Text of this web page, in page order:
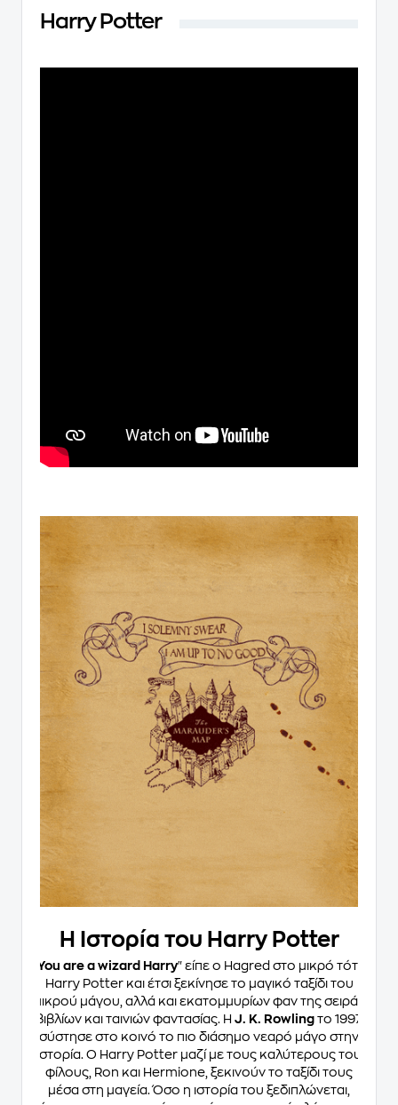
Harry Potter
Η Ιστορία του Harry Potter
You are a wizard Harry" είπε ο Hagred στο μικρό τότε
Harry Potter και έτσι ξεκίνησε το μαγικό ταξίδι του
μικρού μάγου, αλλά και εκατομμυρίων φαν της σειράς
βιβλίων και ταινιών φαντασίας. H J. K. Rowling το 1997
σύστησε στο κοινό το πιο διάσημο νεαρό μάγο στην
ιστορία. Ο Harry Potter μαζί με τους καλύτερους του
φίλους, Ron και Hermione, ξεκινούν το ταξίδι τους
μέσα στη μαγεία. Όσο η ιστορία του ξεδιπλώνεται,